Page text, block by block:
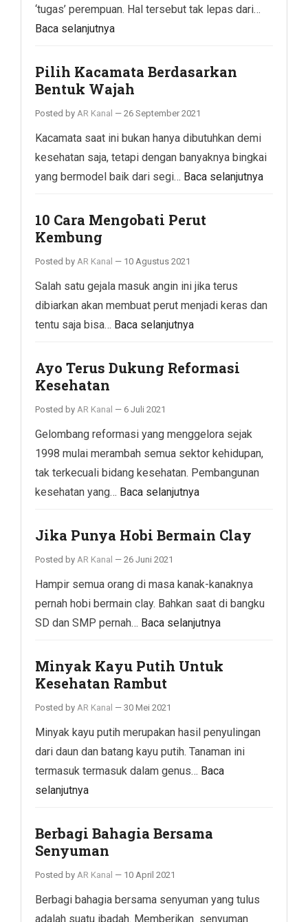
‘tugas’ perempuan. Hal tersebut tak lepas dari…
Baca selanjutnya
Pilih Kacamata Berdasarkan
Bentuk Wajah
Posted by AR Kanal — 26 September 2021
Kacamata saat ini bukan hanya dibutuhkan demi
kesehatan saja, tetapi dengan banyaknya bingkai
yang bermodel baik dari segi… Baca selanjutnya
10 Cara Mengobati Perut
Kembung
Posted by AR Kanal — 10 Agustus 2021
Salah satu gejala masuk angin ini jika terus
dibiarkan akan membuat perut menjadi keras dan
tentu saja bisa… Baca selanjutnya
Ayo Terus Dukung Reformasi
Kesehatan
Posted by AR Kanal — 6 Juli 2021
Gelombang reformasi yang menggelora sejak
1998 mulai merambah semua sektor kehidupan,
tak terkecuali bidang kesehatan. Pembangunan
kesehatan yang… Baca selanjutnya
Jika Punya Hobi Bermain Clay
Posted by AR Kanal — 26 Juni 2021
Hampir semua orang di masa kanak-kanaknya
pernah hobi bermain clay. Bahkan saat di bangku
SD dan SMP pernah… Baca selanjutnya
Minyak Kayu Putih Untuk
Kesehatan Rambut
Posted by AR Kanal — 30 Mei 2021
Minyak kayu putih merupakan hasil penyulingan
dari daun dan batang kayu putih. Tanaman ini
termasuk termasuk dalam genus… Baca
selanjutnya
Berbagi Bahagia Bersama
Senyuman
Posted by AR Kanal — 10 April 2021
Berbagi bahagia bersama senyuman yang tulus
adalah suatu ibadah. Memberikan senyuman